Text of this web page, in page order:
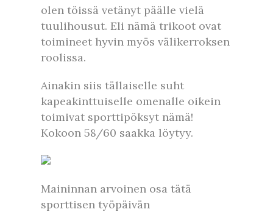
olen töissä vetänyt päälle vielä
tuulihousut. Eli nämä trikoot ovat
toimineet hyvin myös välikerroksen
roolissa.
Ainakin siis tällaiselle suht
kapeakinttuiselle omenalle oikein
toimivat sporttipöksyt nämä!
Kokoon 58/60 saakka löytyy.
Maininnan arvoinen osa tätä
sporttisen työpäivän